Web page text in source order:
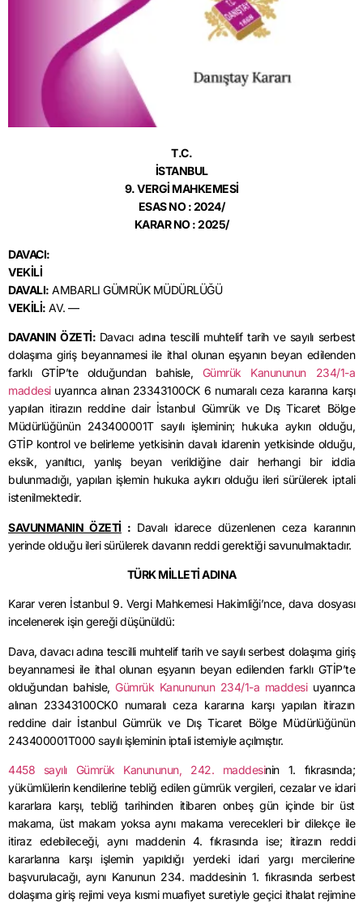
T.C.
İSTANBUL
9. VERGİ MAHKEMESİ
ESAS NO : 2024/
KARAR NO : 2025/
DAVACI:
VEKİLİ
DAVALI: AMBARLI GÜMRÜK MÜDÜRLÜĞÜ
VEKİLİ: AV. —
DAVANIN ÖZETİ: Davacı adına tescilli muhtelif tarih ve sayılı serbest
dolaşıma giriş beyannamesi ile ithal olunan eşyanın beyan edilenden
farklı GTİP’te olduğundan bahisle, Gümrük Kanununun 234/1-a
maddesiuyarınca alınan 23343100CK 6 numaralı ceza kararına karşı
yapılan itirazın reddine dair İstanbul Gümrük ve Dış Ticaret Bölge
Müdürlüğünün 243400001T sayılı işleminin; hukuka aykırı olduğu,
GTİP kontrol ve belirleme yetkisinin davalı idarenin yetkisinde olduğu,
eksik, yanıltıcı, yanlış beyan verildiğine dair herhangi bir iddia
bulunmadığı, yapılan işlemin hukuka aykırı olduğu ileri sürülerek iptali
istenilmektedir.
SAVUNMANIN ÖZETİ : Davalı idarece düzenlenen ceza kararının
yerinde olduğu ileri sürülerek davanın reddi gerektiği savunulmaktadır.
TÜRK MİLLETİ ADINA
Karar veren İstanbul 9. Vergi Mahkemesi Hakimliği’nce, dava dosyası
incelenerek işin gereği düşünüldü:
Dava, davacı adına tescilli muhtelif tarih ve sayılı serbest dolaşıma giriş
beyannamesi ile ithal olunan eşyanın beyan edilenden farklı GTİP’te
olduğundan bahisle,Gümrük Kanununun 234/1-a maddesiuyarınca
alınan 23343100CK0 numaralı ceza kararına karşı yapılan itirazın
reddine dair İstanbul Gümrük ve Dış Ticaret Bölge Müdürlüğünün
243400001T000 sayılı işleminin iptali istemiyle açılmıştır.
4458 sayılı Gümrük Kanununun, 242. maddesinin 1. fıkrasında;
yükümlülerin kendilerine tebliğ edilen gümrük vergileri, cezalar ve idari
kararlara karşı, tebliğ tarihinden itibaren onbeş gün içinde bir üst
makama, üst makam yoksa aynı makama verecekleri bir dilekçe ile
itiraz edebileceği, aynı maddenin 4. fıkrasında ise; itirazın reddi
kararlarına karşı işlemin yapıldığı yerdeki idari yargı mercilerine
başvurulacağı, aynı Kanunun 234. maddesinin 1. fıkrasında serbest
dolaşıma giriş rejimi veya kısmi muafiyet suretiyle geçici ithalat rejimine